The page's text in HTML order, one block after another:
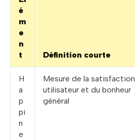
é
m
e
n
t
Définition courte
H
a
p
pi
n
e
Mesure de la satisfaction
utilisateur et du bonheur
général